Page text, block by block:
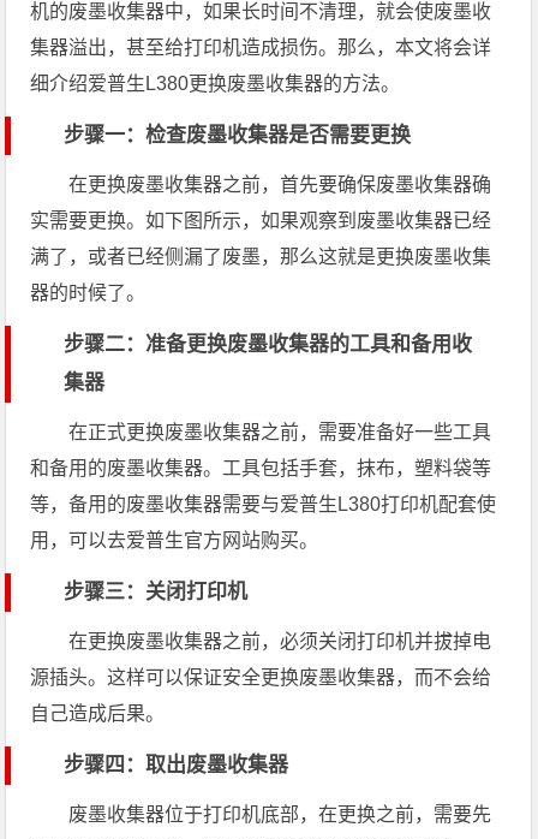
机的废墨收集器中，如果长时间不清理，就会使废墨收
集器溢出，甚至给打印机造成损伤。那么，本文将会详
细介绍爱普生L380更换废墨收集器的方法。
步骤一：检查废墨收集器是否需要更换
在更换废墨收集器之前，首先要确保废墨收集器确
实需要更换。如下图所示，如果观察到废墨收集器已经
满了，或者已经侧漏了废墨，那么这就是更换废墨收集
器的时候了。
步骤二：准备更换废墨收集器的工具和备用收
集器
在正式更换废墨收集器之前，需要准备好一些工具
和备用的废墨收集器。工具包括手套，抹布，塑料袋等
等，备用的废墨收集器需要与爱普生L380打印机配套使
用，可以去爱普生官方网站购买。
步骤三：关闭打印机
在更换废墨收集器之前，必须关闭打印机并拔掉电
源插头。这样可以保证安全更换废墨收集器，而不会给
自己造成后果。
步骤四：取出废墨收集器
废墨收集器位于打印机底部，在更换之前，需要先